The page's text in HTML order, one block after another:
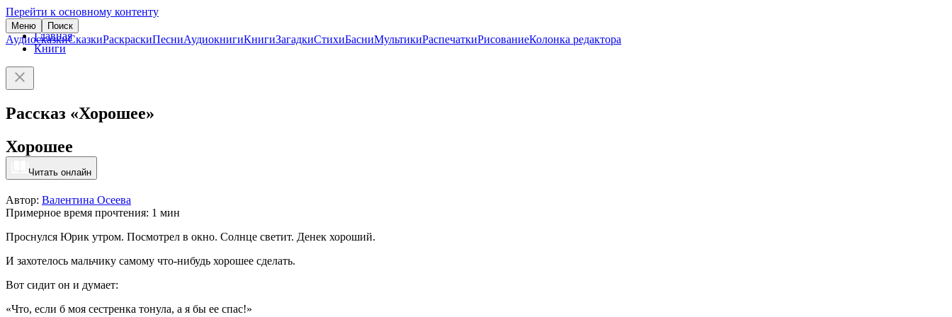
Перейти к основному контенту
Меню Поиск
АудиосказкиСказкиРаскраскиПесниАудиокнигиКнигиЗагадкиСтихиБасниМультикиРаспечаткиРисованиеКолонка редактора
Главная
Книги
Рассказ «Хорошее»
Хорошее
Читать онлайн
Автор: Валентина Осеева
Примерное время прочтения: 1 мин
Проснулся Юрик утром. Посмотрел в окно. Солнце светит. Денек хороший.
И захотелось мальчику самому что-нибудь хорошее сделать.
Вот сидит он и думает:
«Что, если б моя сестренка тонула, а я бы ее спас!»